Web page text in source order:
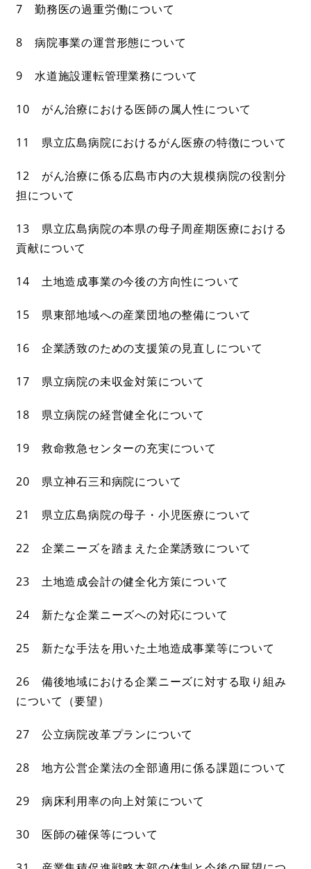
7 勤務医の過重労働について
8 病院事業の運営形態について
9 水道施設運転管理業務について
10 がん治療における医師の属人性について
11 県立広島病院におけるがん医療の特徴について
12 がん治療に係る広島市内の大規模病院の役割分
担について
13 県立広島病院の本県の母子周産期医療における
貢献について
14 土地造成事業の今後の方向性について
15 県東部地域への産業団地の整備について
16 企業誘致のための支援策の見直しについて
17 県立病院の未収金対策について
18 県立病院の経営健全化について
19 救命救急センターの充実について
20 県立神石三和病院について
21 県立広島病院の母子・小児医療について
22 企業ニーズを踏まえた企業誘致について
23 土地造成会計の健全化方策について
24 新たな企業ニーズへの対応について
25 新たな手法を用いた土地造成事業等について
26 備後地域における企業ニーズに対する取り組み
について（要望）
27 公立病院改革プランについて
28 地方公営企業法の全部適用に係る課題について
29 病床利用率の向上対策について
30 医師の確保等について